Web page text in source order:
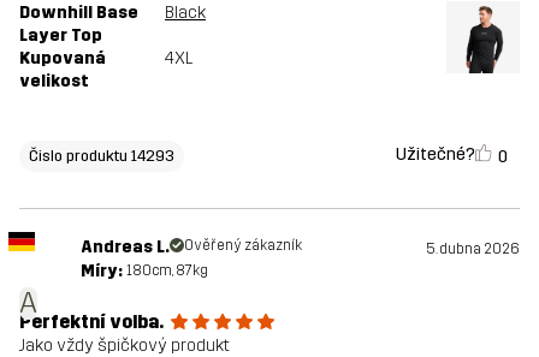
Downhill Base
Layer Top
Black
Kupovaná
velikost
4XL
Čislo produktu 14293 Užitečné? 0
A
Andreas L. Ověřený zákazník 5. dubna 2026
Míry: 180cm, 87kg
Perfektní volba.
Jako vždy špičkový produkt